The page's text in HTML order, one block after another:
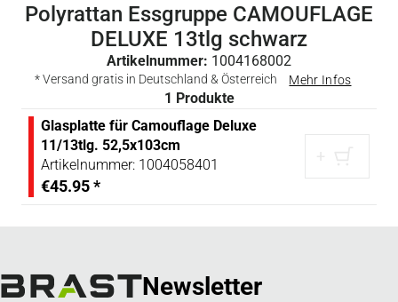
Polyrattan Essgruppe CAMOUFLAGE
DELUXE 13tlg schwarz
Artikelnummer: 1004168002
* Versand gratis in Deutschland & Österreich Mehr Infos
1 Produkte
Glasplatte für Camouflage Deluxe
11/13tlg. 52,5x103cm
Artikelnummer: 1004058401
€45.95*
Newsletter